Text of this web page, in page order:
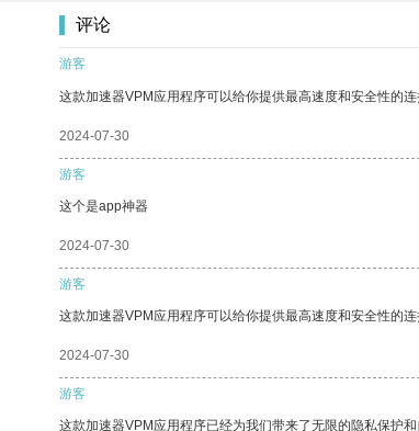
评论
游客
这款加速器VPM应用程序可以给你提供最高速度和安全性的连
2024-07-30
游客
这个是app神器
2024-07-30
游客
这款加速器VPM应用程序可以给你提供最高速度和安全性的连
2024-07-30
游客
这款加速器VPM应用程序已经为我们带来了无限的隐私保护和